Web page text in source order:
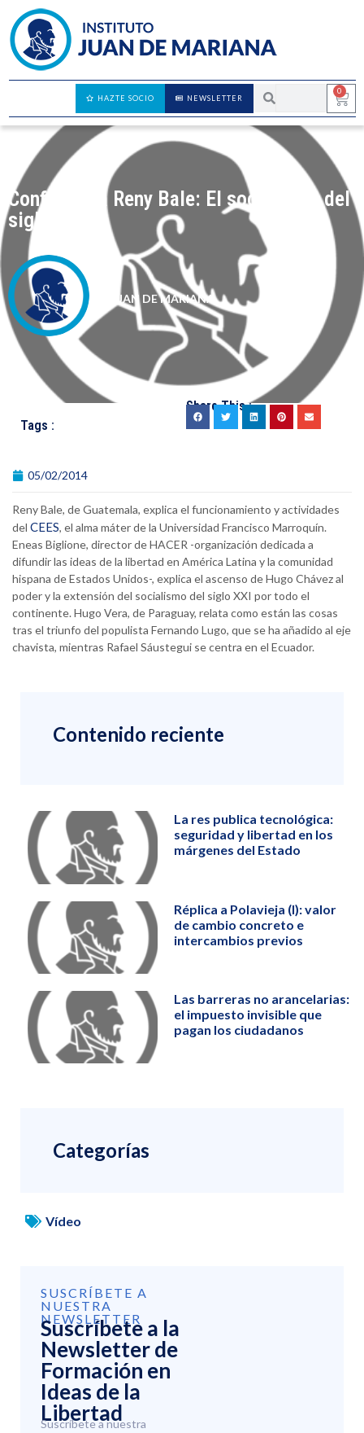
0
NEWSLETTER
HAZTE SOCIO
Conferencia Reny Bale: El socialismo del
siglo XXI
JUAN DE MARIANA
Tags :
Share This :
05/02/2014
Reny Bale, de Guatemala, explica el funcionamiento y actividades
del CEES, el alma máter de la Universidad Francisco Marroquín.
Eneas Biglione, director de HACER -organización dedicada a
difundir las ideas de la libertad en América Latina y la comunidad
hispana de Estados Unidos-, explica el ascenso de Hugo Chávez al
poder y la extensión del socialismo del siglo XXI por todo el
continente. Hugo Vera, de Paraguay, relata como están las cosas
tras el triunfo del populista Fernando Lugo, que se ha añadido al eje
chavista, mientras Rafael Sáustegui se centra en el Ecuador.
Contenido reciente
La res publica tecnológica:
seguridad y libertad en los
márgenes del Estado
Réplica a Polavieja (I): valor
de cambio concreto e
intercambios previos
Las barreras no arancelarias:
el impuesto invisible que
pagan los ciudadanos
Categorías
Vídeo
SUSCRÍBETE A
NUESTRA
NEWSLETTER
Suscríbete a la
Newsletter de
Formación en
Ideas de la
Libertad
Suscríbete a nuestra